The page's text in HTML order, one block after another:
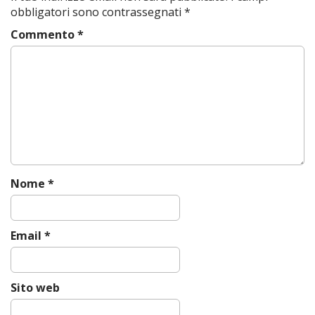
a
v
n
obbligatori sono contrassegnati *
Commento*
Nome *
Email *
Sito web